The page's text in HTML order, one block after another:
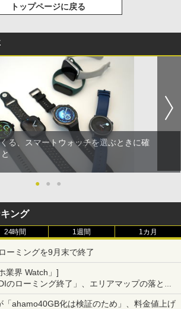
トップページに戻る
る、スマートウォッチを選ぶときに確
● ● ●
ング
24時間 1週間 1カ月
ーミングを9月末で終了
業界 Watch」]
のローミング終了」、エリアマップの落とし
の課題
「ahamo40GB化は検証のため」、料金値上げ